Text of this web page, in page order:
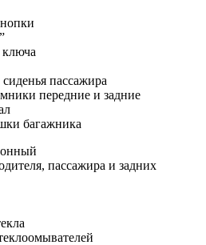
ключа
пассажира
передние и задние
багажника
пассажира и задних